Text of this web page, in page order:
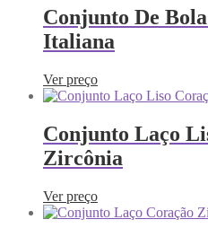
Conjunto De
Italiana
Ver preço
Conjunto Laço
Zircônia
Ver preço